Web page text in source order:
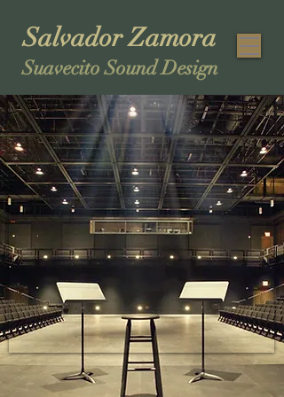
Salvador Zamora
Suavecito Sound Design